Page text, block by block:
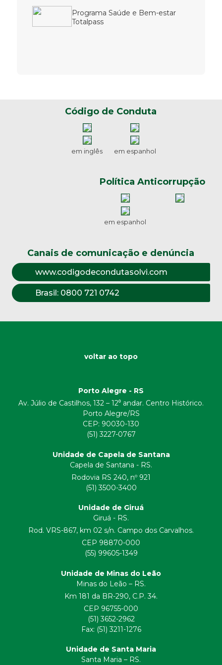
Programa Saúde e Bem-estar
Totalpass
Código de Conduta
em inglês em espanhol
Política Anticorrupção
em espanhol
Canais de comunicação e denúncia
www.codigodecondutasolvi.com
Brasil: 0800 721 0742
voltar ao topo
Porto Alegre - RS
Av. Júlio de Castilhos, 132 – 12⁰ andar. Centro Histórico.
Porto Alegre/RS
CEP: 90030-130
(51) 3227-0767
Unidade de Capela de Santana
Capela de Santana - RS.
Rodovia RS 240, nº 921
(51) 3500-3400
Unidade de Giruá
Giruá - RS.
Rod. VRS-867, km 02 s/n. Campo dos Carvalhos.
CEP 98870-000
(55) 99605-1349
Unidade de Minas do Leão
Minas do Leão – RS.
Km 181 da BR-290, C.P. 34.
CEP 96755-000
(51) 3652-2962
Fax: (51) 3211-1276
Unidade de Santa Maria
Santa Maria – RS.